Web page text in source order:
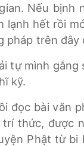
Nếu
hết rồi
pháp trên
tự mình
kỹ.
đọc bài văn
thức, được
Phật từ